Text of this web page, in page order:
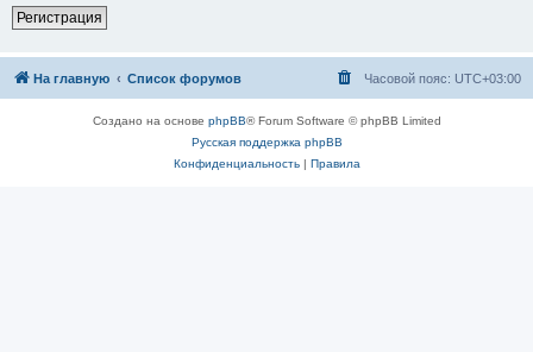
Регистрация
На главную Список форумов Часовой пояс: UTC+03:00
Создано на основе phpBB® Forum Software © phpBB Limited
Русская поддержка phpBB
Конфиденциальность| Правила